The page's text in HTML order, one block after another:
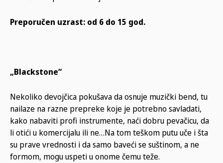
Preporučen uzrast: od 6 do 15 god.
„Blackstone“
Nekoliko devojčica pokušava da osnuje muzički bend, tu
nailaze na razne prepreke koje je potrebno savladati,
kako nabaviti profi instrumente, naći dobru pevačicu, da
li otići u komercijalu ili ne…Na tom teškom putu uče i šta
su prave vrednosti i da samo baveći se suštinom, a ne
formom, mogu uspeti u onome čemu teže.